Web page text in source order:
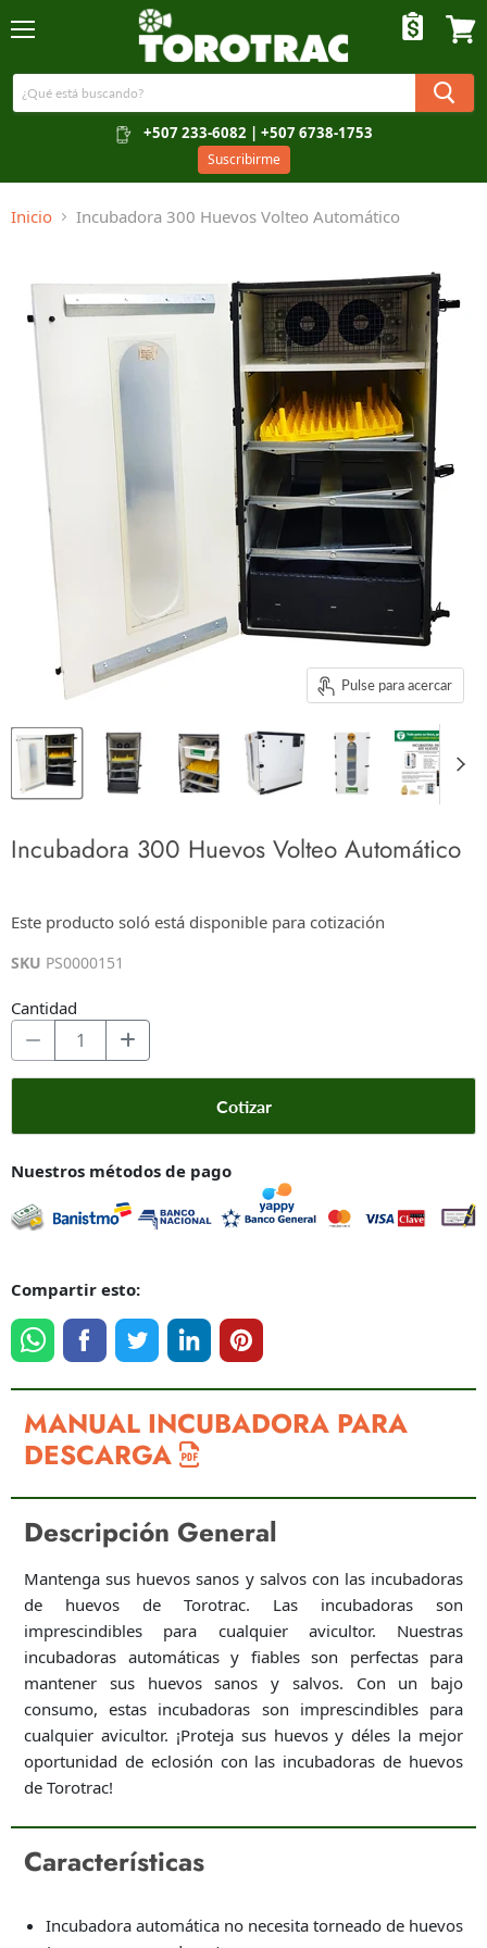
+507 233-6082 | +507 6738-1753
Suscribirme
Inicio Incubadora 300 Huevos Volteo Automático
Pulse para acercar
Incubadora 300 Huevos Volteo Automático
$0.00
Este producto soló está disponible para cotización
SKU PS0000151
Cantidad
Cotizar
Nuestros métodos de pago
Compartir esto:
MANUAL INCUBADORA PARA
DESCARGA
Descripción General
Mantenga sus huevos sanos y salvos con las incubadoras
de huevos de Torotrac. Las incubadoras son
imprescindibles para cualquier avicultor. Nuestras
incubadoras automáticas y fiables son perfectas para
mantener sus huevos sanos y salvos. Con un bajo
consumo, estas incubadoras son imprescindibles para
cualquier avicultor. ¡Proteja sus huevos y déles la mejor
oportunidad de eclosión con las incubadoras de huevos
de Torotrac!
Características
Incubadora automática no necesita torneado de huevos